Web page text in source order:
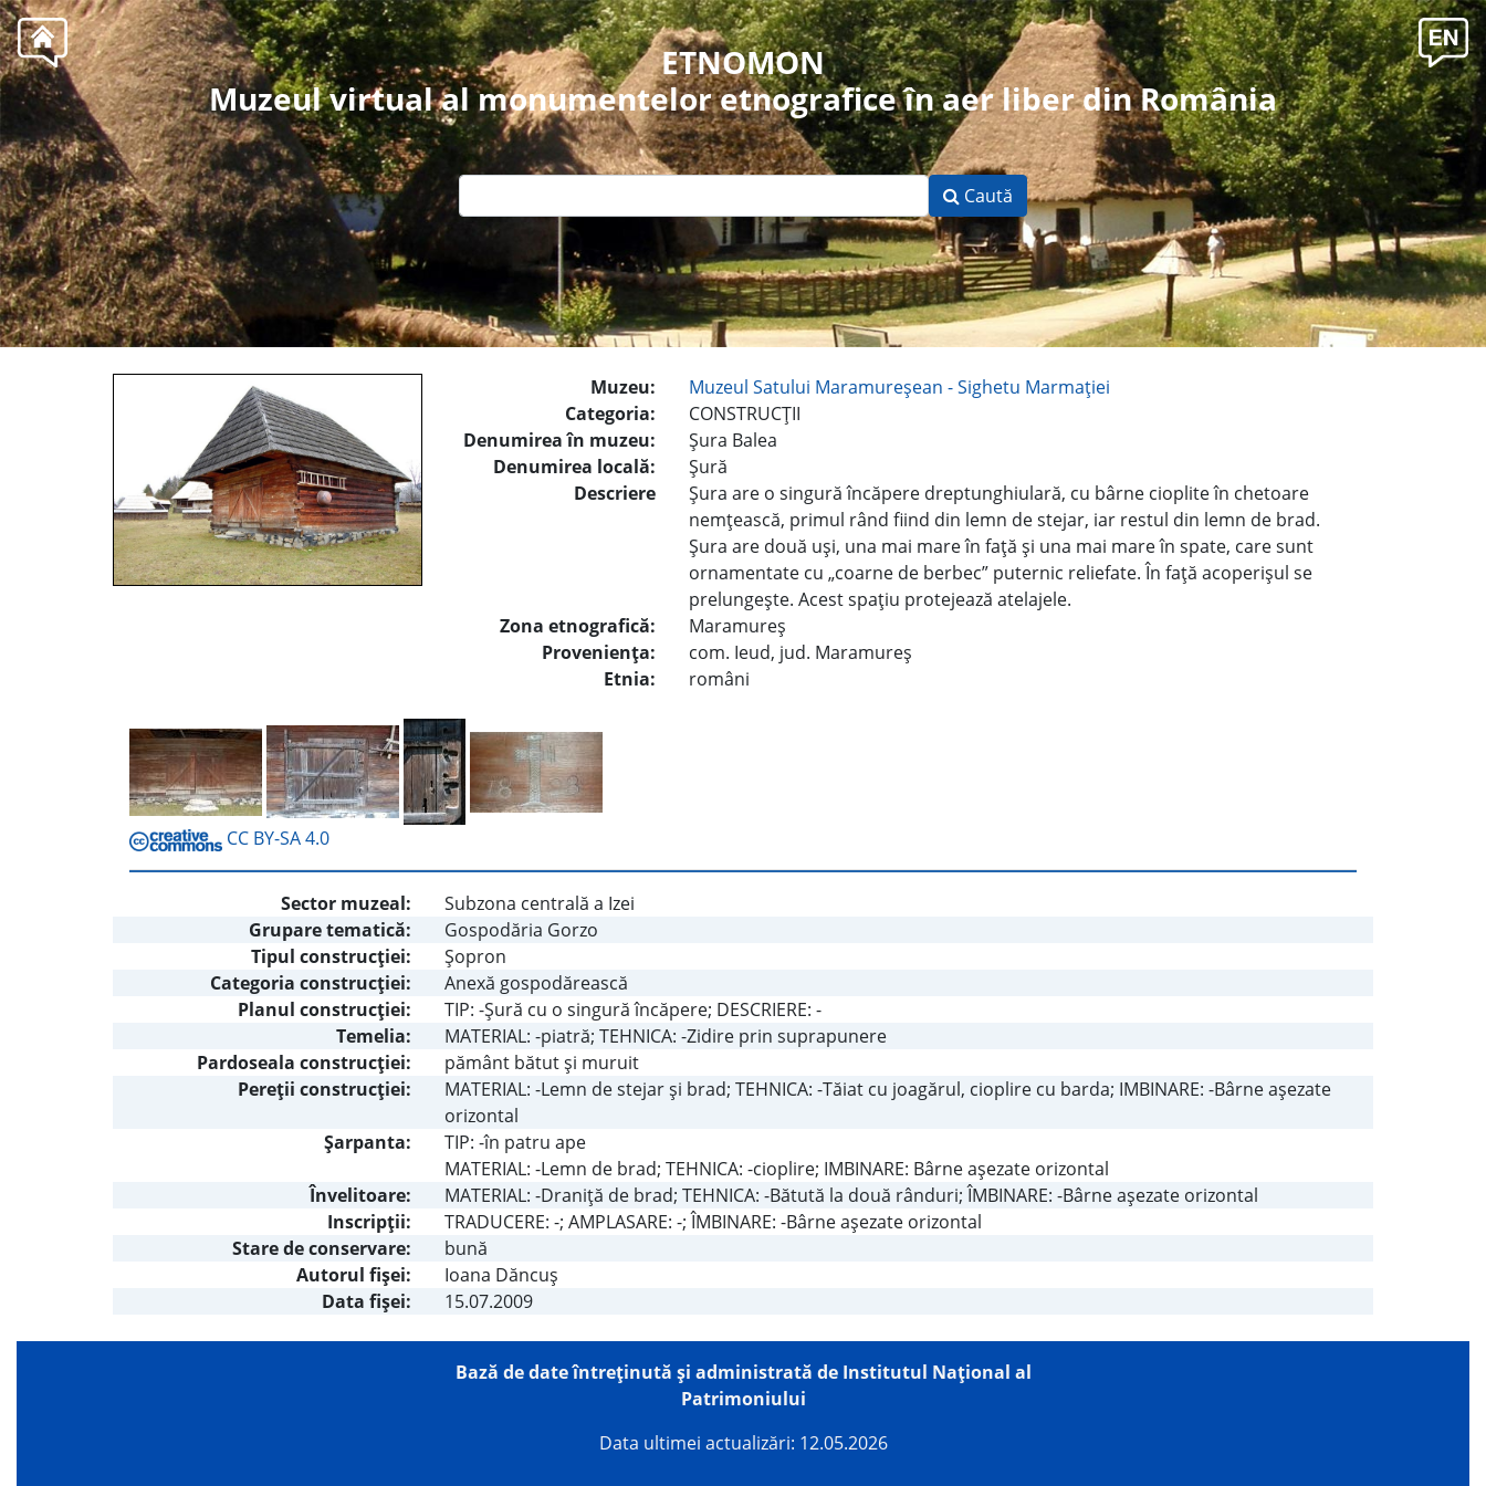
ETNOMON
Muzeul virtual al monumentelor etnografice în aer liber din România
Caută
Muzeu:
Muzeul Satului Maramureşean - Sighetu Marmaţiei
Categoria:
CONSTRUCŢII
Denumirea în muzeu:
Şura Balea
Denumirea locală:
Şură
Descriere
Şura are o singură încăpere dreptunghiulară, cu bârne cioplite în chetoare
nemţească, primul rând fiind din lemn de stejar, iar restul din lemn de brad.
Şura are două uşi, una mai mare în faţă şi una mai mare în spate, care sunt
ornamentate cu „coarne de berbec” puternic reliefate. În faţă acoperişul se
prelungeşte. Acest spaţiu protejează atelajele.
Zona etnografică:
Maramureş
Provenienţa:
com. Ieud, jud. Maramureş
Etnia:
români
CC BY-SA 4.0
Sector muzeal:
Subzona centrală a Izei
Grupare tematică:
Gospodăria Gorzo
Tipul construcţiei:
Şopron
Categoria construcţiei:
Anexă gospodărească
Planul construcţiei:
TIP: -Şură cu o singură încăpere; DESCRIERE: -
Temelia:
MATERIAL: -piatră; TEHNICA: -Zidire prin suprapunere
Pardoseala construcţiei:
pământ bătut şi muruit
Pereţii construcţiei:
MATERIAL: -Lemn de stejar şi brad; TEHNICA: -Tăiat cu joagărul, cioplire cu barda; IMBINARE: -Bârne aşezate
orizontal
Şarpanta:
TIP: -în patru ape
MATERIAL: -Lemn de brad; TEHNICA: -cioplire; IMBINARE: Bârne aşezate orizontal
Învelitoare:
MATERIAL: -Draniţă de brad; TEHNICA: -Bătută la două rânduri; ÎMBINARE: -Bârne aşezate orizontal
Inscripţii:
TRADUCERE: -; AMPLASARE: -; ÎMBINARE: -Bârne aşezate orizontal
Stare de conservare:
bună
Autorul fişei:
Ioana Dăncuş
Data fișei:
15.07.2009
Bază de date întreţinută şi administrată de Institutul Național al
Patrimoniului
Data ultimei actualizări: 12.05.2026